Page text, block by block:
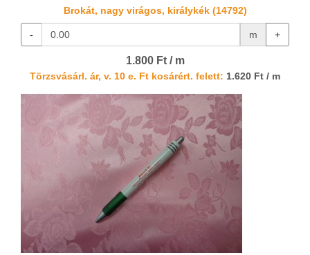
Brokát, nagy virágos, királykék (14792)
- m +
1.800 Ft / m
Törzsvásárl. ár, v. 10 e. Ft kosárért. felett: 1.620 Ft / m